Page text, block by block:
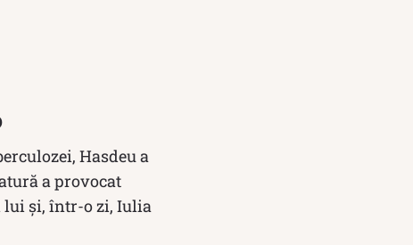
Hasdeu a
a provocat
lui și, într-o zi, Iulia